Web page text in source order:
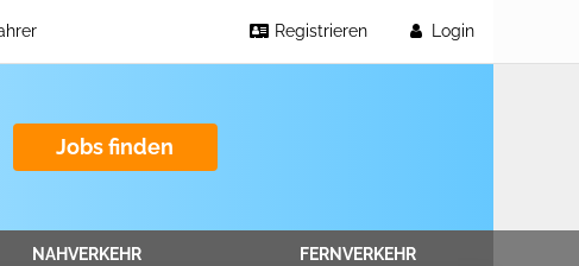
Login
Registrieren
Jobs finden
NAHVERKEHR FERNVERKEHR